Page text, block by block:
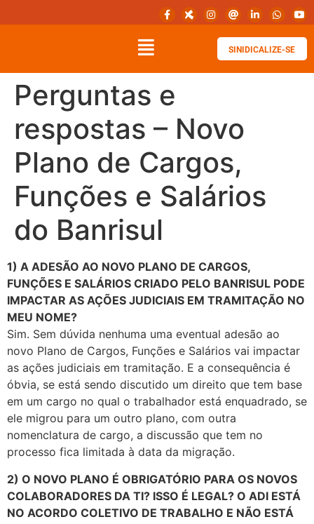
SINIDICALIZE-SE
Perguntas e
respostas – Novo
Plano de Cargos,
Funções e Salários
do Banrisul
1) A ADESÃO AO NOVO PLANO DE CARGOS,
FUNÇÕES E SALÁRIOS CRIADO PELO BANRISUL PODE
IMPACTAR AS AÇÕES JUDICIAIS EM TRAMITAÇÃO NO
MEU NOME?
Sim. Sem dúvida nenhuma uma eventual adesão ao
novo Plano de Cargos, Funções e Salários vai impactar
as ações judiciais em tramitação. E a consequência é
óbvia, se está sendo discutido um direito que tem base
em um cargo no qual o trabalhador está enquadrado, se
ele migrou para um outro plano, com outra
nomenclatura de cargo, a discussão que tem no
processo fica limitada à data da migração.
2) O NOVO PLANO É OBRIGATÓRIO PARA OS NOVOS
COLABORADORES DA TI? ISSO É LEGAL? O ADI ESTÁ
NO ACORDO COLETIVO DE TRABALHO E NÃO ESTÁ